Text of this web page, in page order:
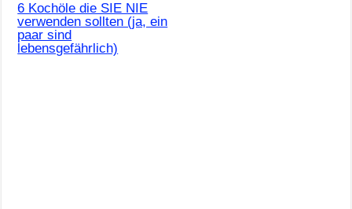
6 Kochöle die SIE NIE
verwenden sollten (ja, ein
paar sind
lebensgefährlich)